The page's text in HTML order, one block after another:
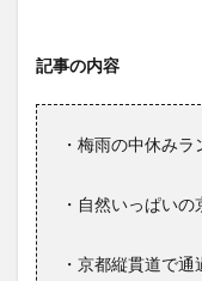
記事の内容
・梅雨の中休みラ
・自然いっぱいの
・京都縦貫道で通